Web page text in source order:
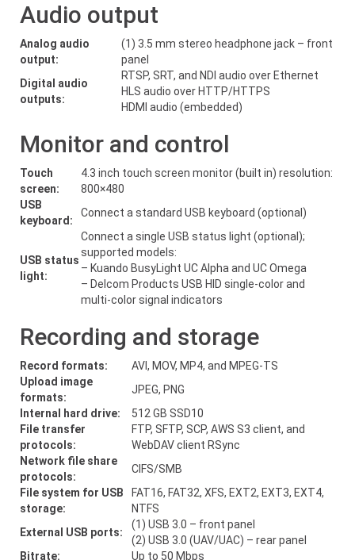
Audio output
Analog audio
output:
(1) 3.5 mm stereo headphone jack – front
panel
Digital audio
outputs:
RTSP, SRT, and NDI audio over Ethernet
HLS audio over HTTP/HTTPS
HDMI audio (embedded)
Monitor and control
Touch
screen:
4.3 inch touch screen monitor (built in) resolution:
800×480
USB
keyboard:
Connect a standard USB keyboard (optional)
USB status
light:
Connect a single USB status light (optional);
supported models:
– Kuando BusyLight UC Alpha and UC Omega
– Delcom Products USB HID single-color and
multi-color signal indicators
Recording and storage
Record formats:
AVI, MOV, MP4, and MPEG-TS
Upload image
formats:
JPEG, PNG
Internal hard drive:
512 GB SSD10
File transfer
protocols:
FTP, SFTP, SCP, AWS S3 client, and
WebDAV client RSync
Network file share
protocols:
CIFS/SMB
File system for USB
storage:
FAT16, FAT32, XFS, EXT2, EXT3, EXT4,
NTFS
External USB ports:
(1) USB 3.0 – front panel
(2) USB 3.0 (UAV/UAC) – rear panel
Bitrate:
Up to 50 Mbps